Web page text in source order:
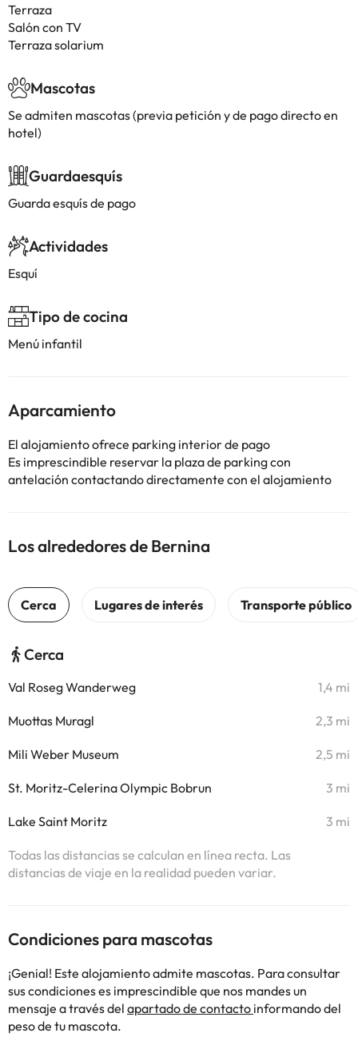
Terraza
Salón con TV
Terraza solarium
Mascotas
Se admiten mascotas (previa petición y de pago directo en
hotel)
Guardaesquís
Guarda esquís de pago
Actividades
Esquí
Tipo de cocina
Menú infantil
Aparcamiento
El alojamiento ofrece parking interior de pago
Es imprescindible reservar la plaza de parking con
antelación contactando directamente con el alojamiento
Los alrededores de Bernina
Cerca
Val Roseg Wanderweg 1,4 mi
Muottas Muragl 2,3 mi
Mili Weber Museum 2,5 mi
St. Moritz-Celerina Olympic Bobrun 3 mi
Lake Saint Moritz 3 mi
Todas las distancias se calculan en línea recta. Las
distancias de viaje en la realidad pueden variar.
Condiciones para mascotas
¡Genial! Este alojamiento admite mascotas. Para consultar
sus condiciones es imprescindible que nos mandes un
mensaje a través del apartado de contacto informando del
peso de tu mascota.